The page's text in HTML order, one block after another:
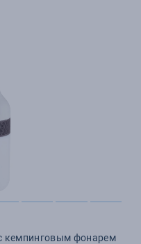
кемпинговым фонарем